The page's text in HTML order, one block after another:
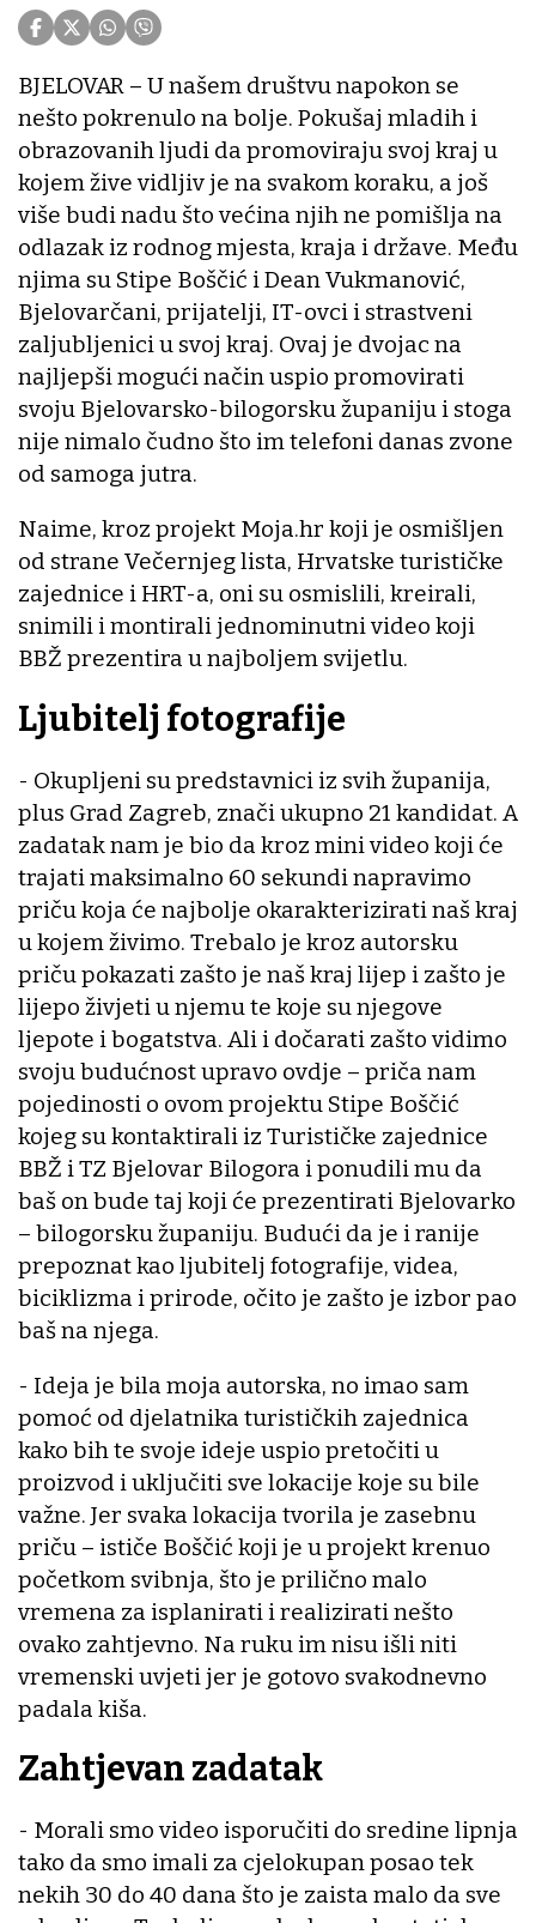
BJELOVAR – U našem društvu napokon se
nešto pokrenulo na bolje. Pokušaj mladih i
obrazovanih ljudi da promoviraju svoj kraj u
kojem žive vidljiv je na svakom koraku, a još
više budi nadu što većina njih ne pomišlja na
odlazak iz rodnog mjesta, kraja i države. Među
njima su Stipe Boščić i Dean Vukmanović,
Bjelovarčani, prijatelji, IT-ovci i strastveni
zaljubljenici u svoj kraj. Ovaj je dvojac na
najljepši mogući način uspio promovirati
svoju Bjelovarsko-bilogorsku županiju i stoga
nije nimalo čudno što im telefoni danas zvone
od samoga jutra.
Naime, kroz projekt Moja.hr koji je osmišljen
od strane Večernjeg lista, Hrvatske turističke
zajednice i HRT-a, oni su osmislili, kreirali,
snimili i montirali jednominutni video koji
BBŽ prezentira u najboljem svijetlu.
Ljubitelj fotografije
- Okupljeni su predstavnici iz svih županija,
plus Grad Zagreb, znači ukupno 21 kandidat. A
zadatak nam je bio da kroz mini video koji će
trajati maksimalno 60 sekundi napravimo
priču koja će najbolje okarakterizirati naš kraj
u kojem živimo. Trebalo je kroz autorsku
priču pokazati zašto je naš kraj lijep i zašto je
lijepo živjeti u njemu te koje su njegove
ljepote i bogatstva. Ali i dočarati zašto vidimo
svoju budućnost upravo ovdje – priča nam
pojedinosti o ovom projektu Stipe Boščić
kojeg su kontaktirali iz Turističke zajednice
BBŽ i TZ Bjelovar Bilogora i ponudili mu da
baš on bude taj koji će prezentirati Bjelovarko
– bilogorsku županiju. Budući da je i ranije
prepoznat kao ljubitelj fotografije, videa,
biciklizma i prirode, očito je zašto je izbor pao
baš na njega.
- Ideja je bila moja autorska, no imao sam
pomoć od djelatnika turističkih zajednica
kako bih te svoje ideje uspio pretočiti u
proizvod i uključiti sve lokacije koje su bile
važne. Jer svaka lokacija tvorila je zasebnu
priču – ističe Boščić koji je u projekt krenuo
početkom svibnja, što je prilično malo
vremena za isplanirati i realizirati nešto
ovako zahtjevno. Na ruku im nisu išli niti
vremenski uvjeti jer je gotovo svakodnevno
padala kiša.
Zahtjevan zadatak
- Morali smo video isporučiti do sredine lipnja
tako da smo imali za cjelokupan posao tek
nekih 30 do 40 dana što je zaista malo da sve